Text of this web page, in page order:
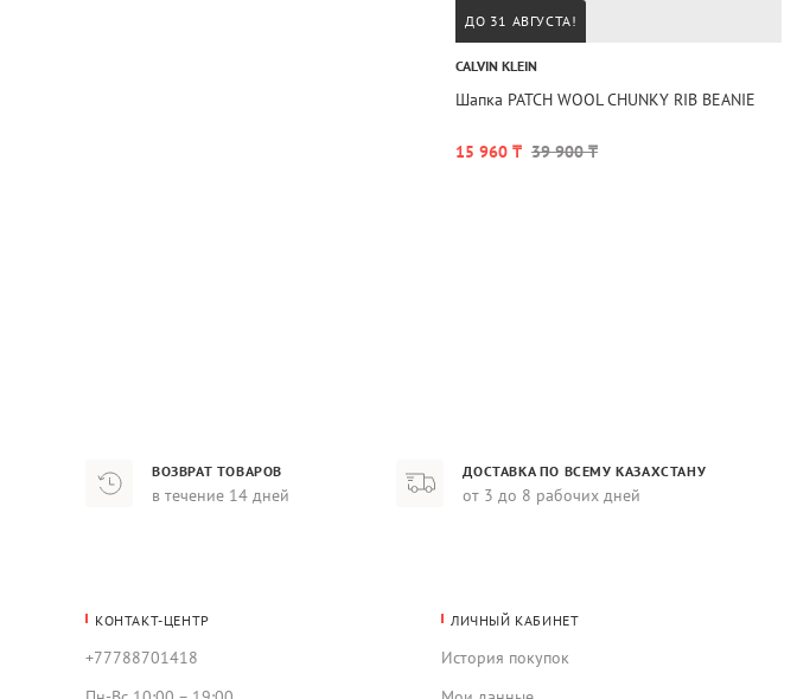
ДО 31 АВГУСТА!
CALVIN KLEIN
Шапка PATCH WOOL CHUNKY RIB BEANIE
15 960 ₸ 39 900 ₸
ВОЗВРАТ ТОВАРОВ
в течение 14 дней
ДОСТАВКА ПО ВСЕМУ КАЗАХСТАНУ
от 3 до 8 рабочих дней
КОНТАКТ-ЦЕНТР
+77788701418
ЛИЧНЫЙ КАБИНЕТ
История покупок